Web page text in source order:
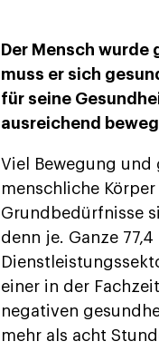
Der Mensch wurde
muss er sich
für seine
ausreichend
Viel Bewegung und
menschliche
Grundbedürfnisse
denn je. Ganze
einer in der
negativen
mehr als acht